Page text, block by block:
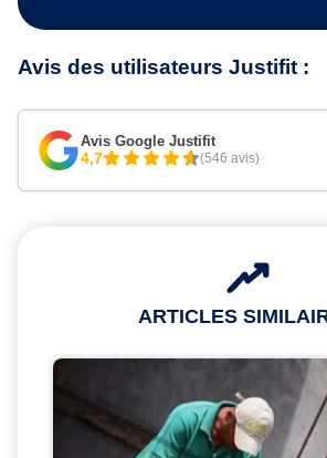
Avis des utilisateurs Justifit :
Avis Google Justifit
4,7 (546 avis)
ARTICLES